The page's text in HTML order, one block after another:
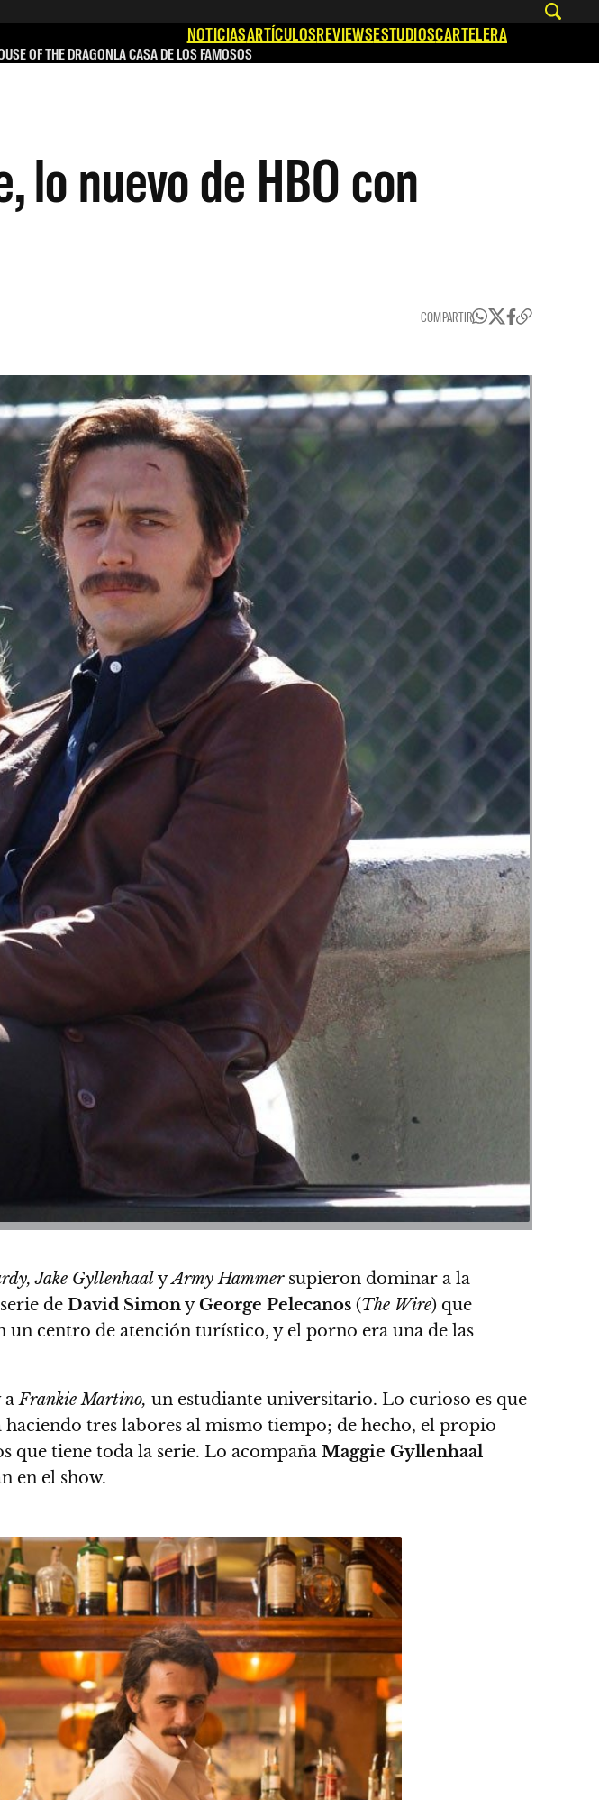
NOTICIASARTÍCULOSREVIEWSESTUDIOSCARTELERA
OF THE DRAGONLA CASA DE LOS FAMOSOS
lo nuevo de HBO con
COMPARTIR
Jake GyllenhaalyArmy Hammersupieron dominar a la
de David SimonyGeorge Pelecanos (The Wire) que
un centro de atención turístico, y el porno era una de las
aFrankie Martino, un estudiante universitario. Lo curioso es que
tres labores al mismo tiempo; de hecho, el propio
que tiene toda la serie. Lo acompaña Maggie Gyllenhaal
en el show.